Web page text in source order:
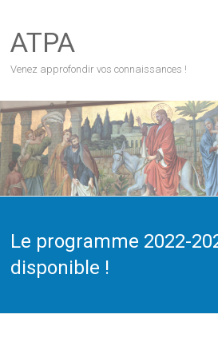
content
ATPA
Venez approfondir vos connaissances !
Le programme 2022-
disponible !